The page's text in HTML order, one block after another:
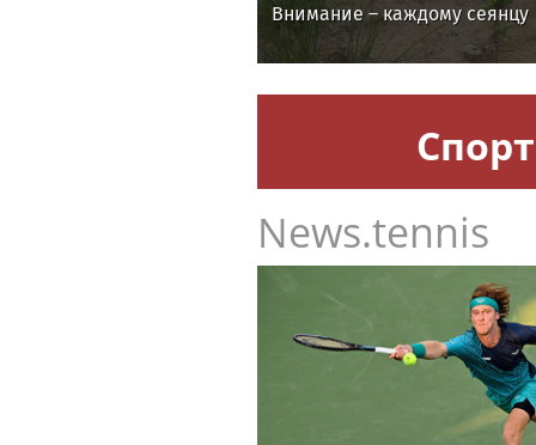
Внимание – каждому сеянцу
Спорт
News.tennis